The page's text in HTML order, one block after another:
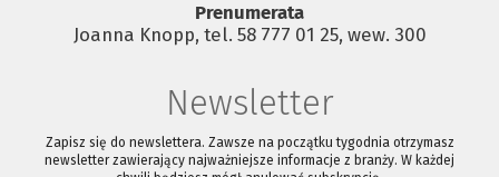
Prenumerata
Joanna Knopp, tel. 58 777 01 25, wew. 300
Newsletter
Zapisz się do newslettera. Zawsze na początku tygodnia otrzymasz
newsletter zawierający najważniejsze informacje z branży. W każdej